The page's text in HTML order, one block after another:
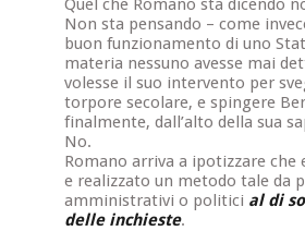
Quel che Romano sta dicendo
Non sta pensando – come
buon funzionamento di uno
materia nessuno avesse mai
volesse il suo intervento per
torpore secolare, e spingere
finalmente, dall’alto della sua
No.
Romano arriva a ipotizzare che
e realizzato un metodo tale da
amministrativi o politici al di
delle inchieste.